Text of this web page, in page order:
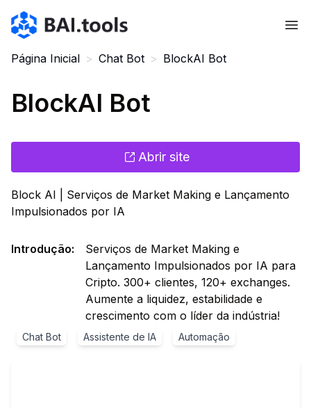
Bai.tools
Página Inicial > Chat Bot > BlockAI Bot
BlockAI Bot
Abrir site
Block AI | Serviços de Market Making e Lançamento
Impulsionados por IA
Introdução:
Serviços de Market Making e
Lançamento Impulsionados por IA para
Cripto. 300+ clientes, 120+ exchanges.
Aumente a liquidez, estabilidade e
crescimento com o líder da indústria!
Chat Bot Assistente de IA Automação